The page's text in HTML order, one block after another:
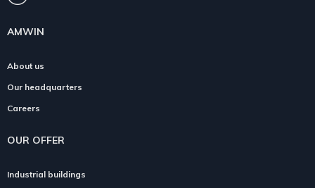
AMWIN
About us
Our headquarters
Careers
OUR OFFER
Industrial buildings